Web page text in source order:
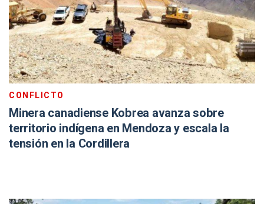
CONFLICTO
Minera canadiense Kobrea avanza sobre
territorio indígena en Mendoza y escala la
tensión en la Cordillera